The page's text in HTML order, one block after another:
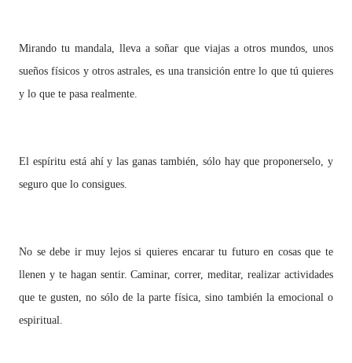
Mirando tu mandala, lleva a soñar que viajas a otros mundos, unos
sueños físicos y otros astrales, es una transición entre lo que tú quieres
y lo que te pasa realmente.
El espíritu está ahí y las ganas también, sólo hay que proponerselo, y
seguro que lo consigues.
No se debe ir muy lejos si quieres encarar tu futuro en cosas que te
llenen y te hagan sentir. Caminar, correr, meditar, realizar actividades
que te gusten, no sólo de la parte física, sino también la emocional o
espiritual.